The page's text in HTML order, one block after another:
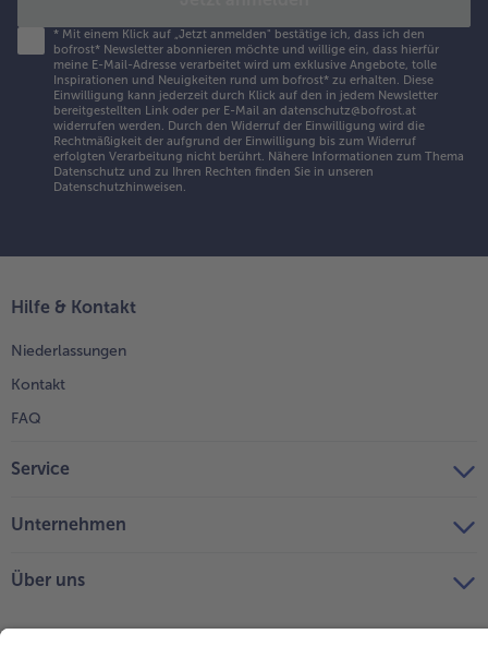
* Mit einem Klick auf „Jetzt anmelden" bestätige ich, dass ich den
bofrost* Newsletter abonnieren möchte und willige ein, dass hierfür
meine E-Mail-Adresse verarbeitet wird um exklusive Angebote, tolle
Inspirationen und Neuigkeiten rund um bofrost* zu erhalten. Diese
Einwilligung kann jederzeit durch Klick auf den in jedem Newsletter
bereitgestellten Link oder per E-Mail an datenschutz@bofrost.at
widerrufen werden. Durch den Widerruf der Einwilligung wird die
Rechtmäßigkeit der aufgrund der Einwilligung bis zum Widerruf
erfolgten Verarbeitung nicht berührt. Nähere Informationen zum Thema
Datenschutz und zu Ihren Rechten finden Sie in unseren
Datenschutzhinweisen.
Hilfe & Kontakt
Niederlassungen
Kontakt
FAQ
Service
Unternehmen
Über uns